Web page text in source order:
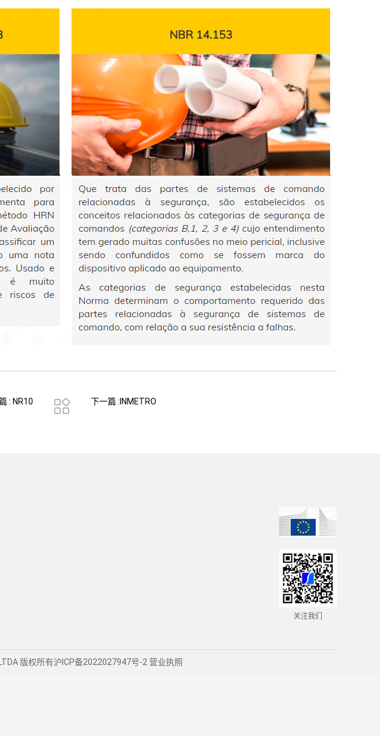
: NR10  下一篇 :INMETRO
关注我们
版权所有沪ICP备2022027947号-2 营业执照